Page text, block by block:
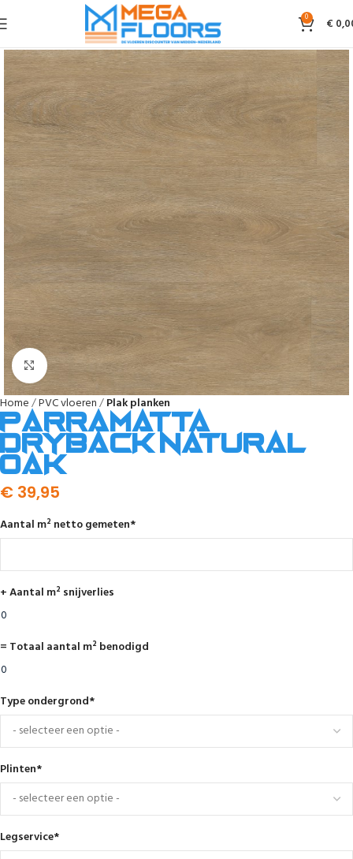
0 €
Home PVC vloeren Plak planken
Parramatta
dryback natural
oak
€ 39,95
Aantal m² netto gemeten*
+ Aantal m² snijverlies
= Totaal aantal m² benodigd
Type ondergrond*
Plinten*
Legservice*
Afbeelding vergroten